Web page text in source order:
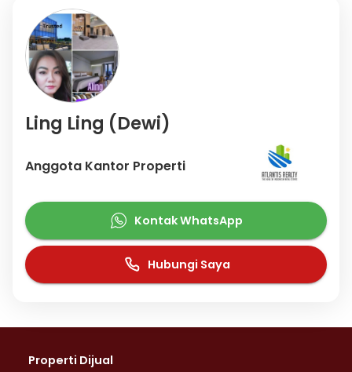
Ling Ling (Dewi)
Anggota Kantor Properti
Kontak WhatsApp
Hubungi Saya
Properti Dijual